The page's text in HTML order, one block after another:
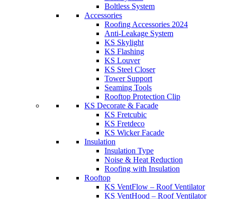
Boltless System
Accessories
Roofing Accessories 2024
Anti-Leakage System
KS Skylight
KS Flashing
KS Louver
KS Steel Closer
Tower Support
Seaming Tools
Rooftop Protection Clip
KS Decorate & Facade
KS Fretcubic
KS Fretdeco
KS Wicker Facade
Insulation
Insulation Type
Noise & Heat Reduction
Roofing with Insulation
Rooftop
KS VentFlow – Roof Ventilator
KS VentHood – Roof Ventilator